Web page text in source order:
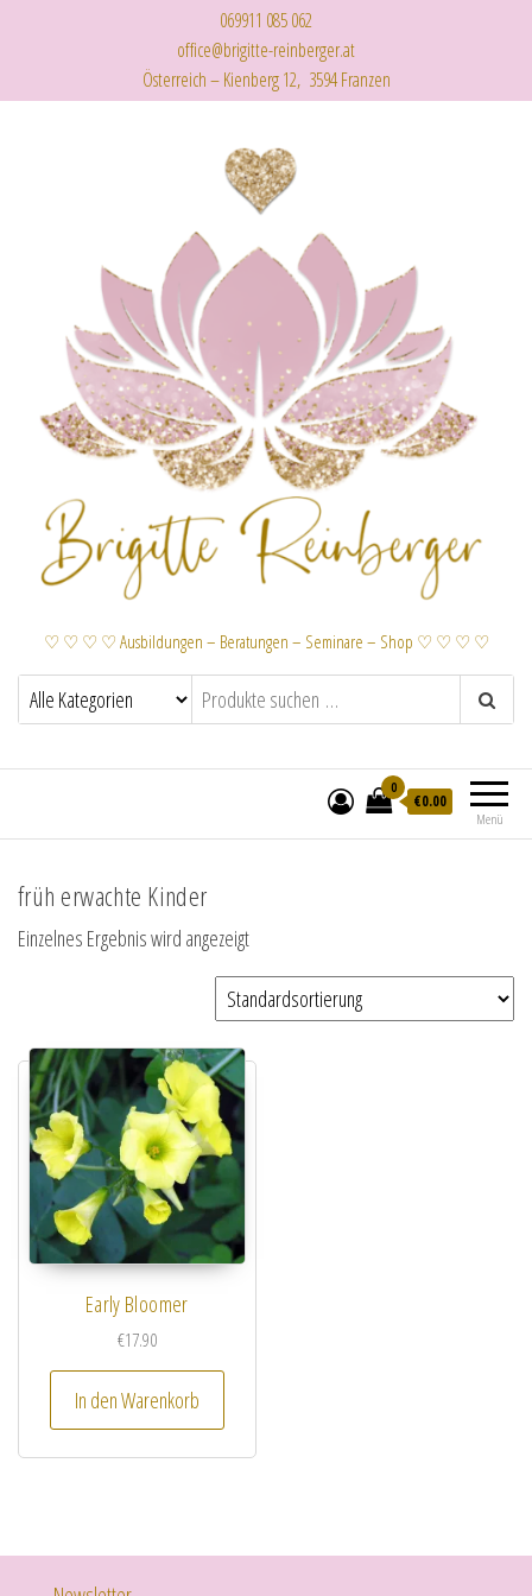
069911 085 062
office@brigitte-reinberger.at
Österreich – Kienberg 12, 3594 Franzen
♡ ♡ ♡ ♡ Ausbildungen – Beratungen – Seminare – Shop ♡ ♡ ♡ ♡
Menü
0
€0.00
früh erwachte Kinder
Einzelnes Ergebnis wird angezeigt
Early Bloomer
€17.90
In den Warenkorb